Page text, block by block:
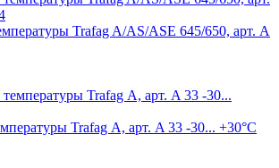
Trafag A/AS/ASE 645/650, арт. A
Trafag А, арт. A 33 -30... +30°C